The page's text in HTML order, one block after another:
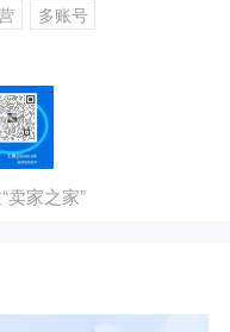
多账号
卖家之家”